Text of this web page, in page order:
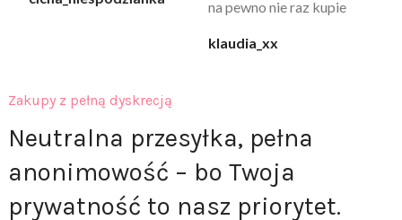
na pewno nie raz kupie
klaudia_xx
Zakupy z pełną dyskrecją
Neutralna przesyłka, pełna
anonimowość – bo Twoja
prywatność to nasz priorytet.